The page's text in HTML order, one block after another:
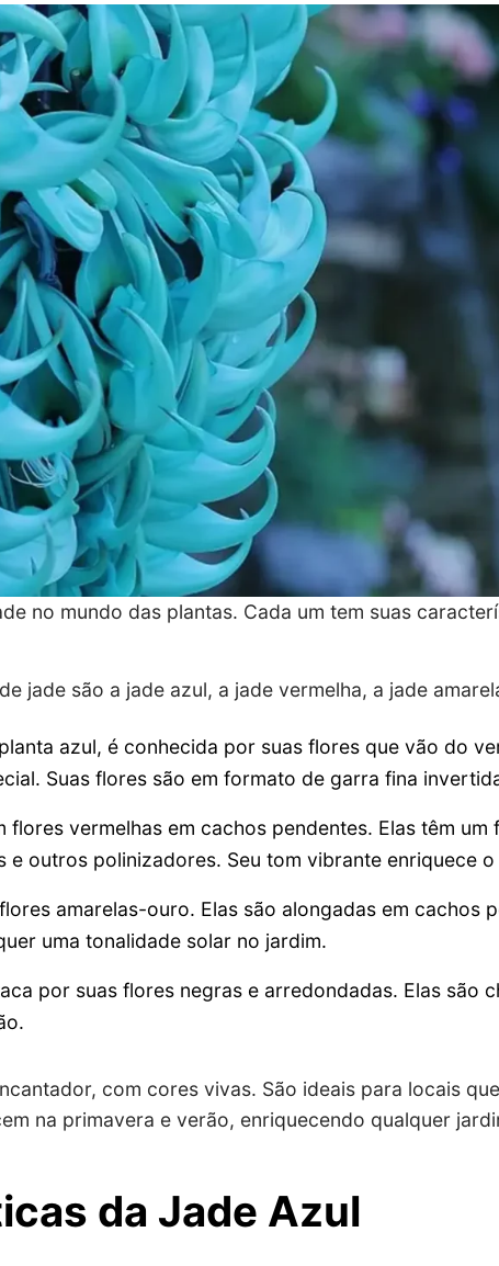
no mundo das plantas. Cada um tem suas
jade são a jade azul, a jade vermelha, a jade
azul, é conhecida por suas flores que vão do
Suas flores são em formato de garra fina
flores vermelhas em cachos pendentes. Elas têm um
e outros polinizadores. Seu tom vibrante enriquece o
amarelas-ouro. Elas são alongadas em cachos
uma tonalidade solar no jardim.
por suas flores negras e arredondadas. Elas são
com cores vivas. São ideais para locais
na primavera e verão, enriquecendo qualquer
da Jade Azul